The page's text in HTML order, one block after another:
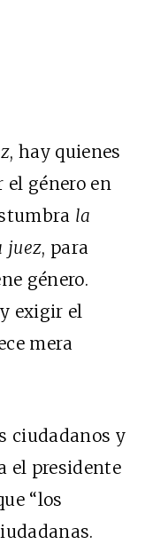
, hay quienes
el género en
la
juez, para
género.
exigir el
mera
ciudadanos y
el presidente
“los